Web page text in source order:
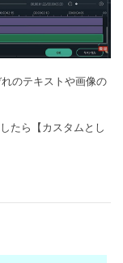
のテキストや画像の
たら【カスタムとし